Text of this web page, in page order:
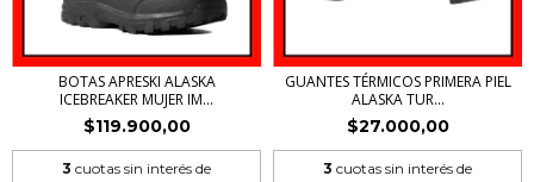
BOTAS APRESKI ALASKA
ICEBREAKER MUJER IM...
$119.900,00
3 cuotas sin interés de
GUANTES TÉRMICOS PRIMERA PIEL
ALASKA TUR...
$27.000,00
3 cuotas sin interés de